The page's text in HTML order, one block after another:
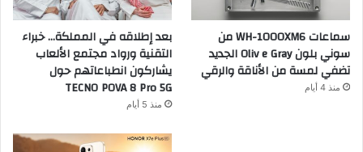
سماعات WH-1000XM6 من
سوني بلون Oliv e Gray الجديد
تضفي لمسة من الأناقة والرقي
منذ 4 أيام
بعد إطلاقه في المملكة… خبراء
التقنية ورواد مجتمع الألعاب
يشاركون انطباعاتهم حول
TECNO POVA 8 Pro 5G
منذ 5 أيام